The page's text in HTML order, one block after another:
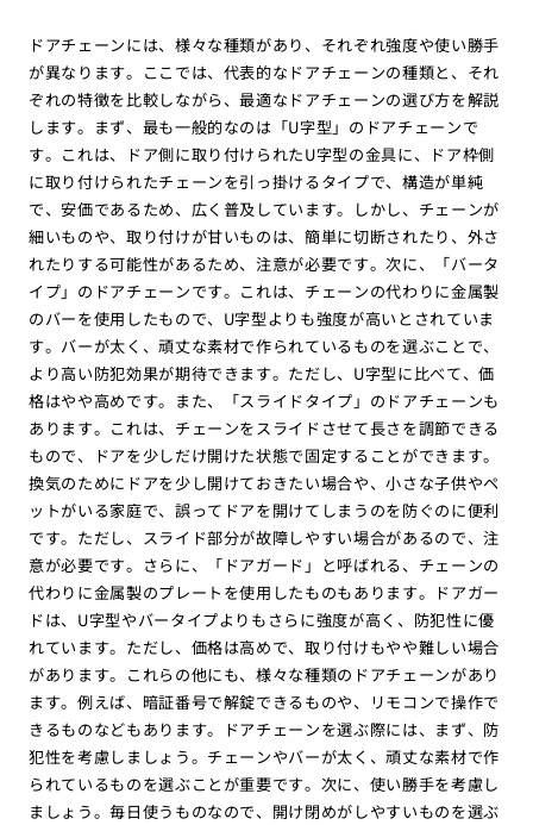
ドアチェーンには、様々な種類があり、それぞれ強度や使い勝手
が異なります。ここでは、代表的なドアチェーンの種類と、それ
ぞれの特徴を比較しながら、最適なドアチェーンの選び方を解説
します。まず、最も一般的なのは「U字型」のドアチェーンで
す。これは、ドア側に取り付けられたU字型の金具に、ドア枠側
に取り付けられたチェーンを引っ掛けるタイプで、構造が単純
で、安価であるため、広く普及しています。しかし、チェーンが
細いものや、取り付けが甘いものは、簡単に切断されたり、外さ
れたりする可能性があるため、注意が必要です。次に、「バータ
イプ」のドアチェーンです。これは、チェーンの代わりに金属製
のバーを使用したもので、U字型よりも強度が高いとされていま
す。バーが太く、頑丈な素材で作られているものを選ぶことで、
より高い防犯効果が期待できます。ただし、U字型に比べて、価
格はやや高めです。また、「スライドタイプ」のドアチェーンも
あります。これは、チェーンをスライドさせて長さを調節できる
もので、ドアを少しだけ開けた状態で固定することができます。
換気のためにドアを少し開けておきたい場合や、小さな子供やペ
ットがいる家庭で、誤ってドアを開けてしまうのを防ぐのに便利
です。ただし、スライド部分が故障しやすい場合があるので、注
意が必要です。さらに、「ドアガード」と呼ばれる、チェーンの
代わりに金属製のプレートを使用したものもあります。ドアガー
ドは、U字型やバータイプよりもさらに強度が高く、防犯性に優
れています。ただし、価格は高めで、取り付けもやや難しい場合
があります。これらの他にも、様々な種類のドアチェーンがあり
ます。例えば、暗証番号で解錠できるものや、リモコンで操作で
きるものなどもあります。ドアチェーンを選ぶ際には、まず、防
犯性を考慮しましょう。チェーンやバーが太く、頑丈な素材で作
られているものを選ぶことが重要です。次に、使い勝手を考慮し
ましょう。毎日使うものなので、開け閉めがしやすいものを選ぶ